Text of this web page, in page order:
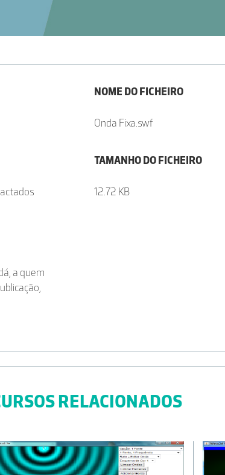
a quem
NOME DO FICHEIRO
Onda Fixa.swf
TAMANHO DO FICHEIRO
12.72 KB
RELACIONADOS